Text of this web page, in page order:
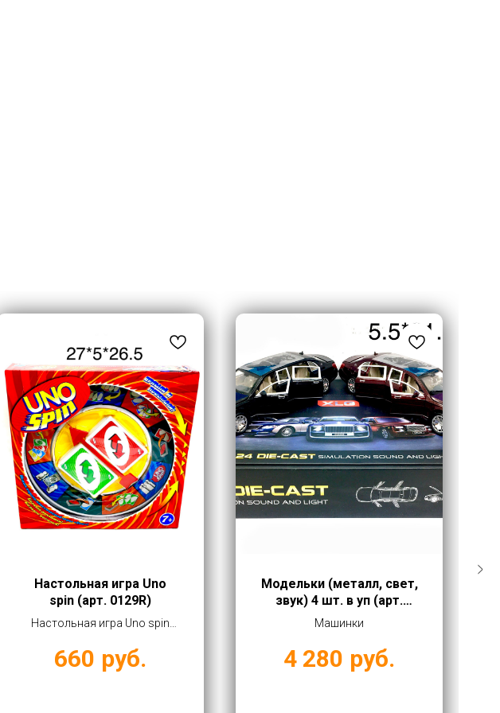
Настольная игра Uno
spin (арт. 0129R)
Настольная игра Uno spin
660 руб
660 руб.
Модельки (металл, свет,
звук) 4 шт. в уп (арт.
M923T)
Машинки
4 280 руб.